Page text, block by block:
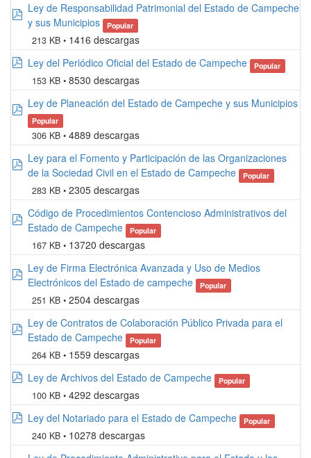
pdf
Ley de Responsabilidad Patrimonial del Estado de Campeche
y sus Municipios
Popular
213 KB
1416 descargas
pdf
Ley del Periódico Oficial del Estado de Campeche Popular
153 KB 8530 descargas
pdf
Ley de Planeación del Estado de Campeche y sus Municipios
Popular
306 KB 4889 descargas
pdf
Ley para el Fomento y Participación de las Organizaciones
de la Sociedad Civil en el Estado de Campeche
Popular
283 KB 2305 descargas
pdf
Código de Procedimientos Contencioso Administrativos del
Estado de Campeche
Popular
167 KB 13720 descargas
pdf
Ley de Firma Electrónica Avanzada y Uso de Medios
Electrónicos del Estado de campeche
Popular
251 KB 2504 descargas
pdf
Ley de Contratos de Colaboración Público Privada para el
Estado de Campeche
Popular
264 KB
1559 descargas
pdf
Ley de Archivos del Estado de Campeche Popular
100 KB
4292 descargas
pdf
Ley del Notariado para el Estado de Campeche Popular
240 KB 10278 descargas